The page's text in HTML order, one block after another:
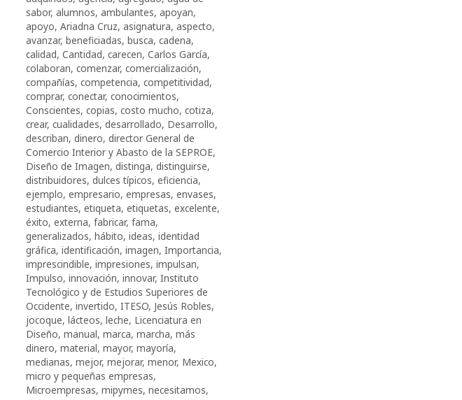
sabor, alumnos, ambulantes, apoyan,
apoyo, Ariadna Cruz, asignatura, aspecto,
avanzar, beneficiadas, busca, cadena,
calidad, Cantidad, carecen, Carlos García,
colaboran, comenzar, comercialización,
compañías, competencia, competitividad,
comprar, conectar, conocimientos,
Conscientes, copias, costo mucho, cotiza,
crear, cualidades, desarrollado, Desarrollo,
describan, dinero, director General de
Comercio Interior y Abasto de la SEPROE,
Diseño de Imagen, distinga, distinguirse,
distribuidores, dulces típicos, eficiencia,
ejemplo, empresario, empresas, envases,
estudiantes, etiqueta, etiquetas, excelente,
éxito, externa, fabricar, fama,
generalizados, hábito, ideas, identidad
gráfica, identificación, imagen, Importancia,
imprescindible, impresiones, impulsan,
Impulso, innovación, innovar, Instituto
Tecnológico y de Estudios Superiores de
Occidente, invertido, ITESO, Jesús Robles,
jocoque, lácteos, leche, Licenciatura en
Diseño, manual, marca, marcha, más
dinero, material, mayor, mayoría,
medianas, mejor, mejorar, menor, Mexico,
micro y pequeñas empresas,
Microempresas, mipymes, necesitamos,